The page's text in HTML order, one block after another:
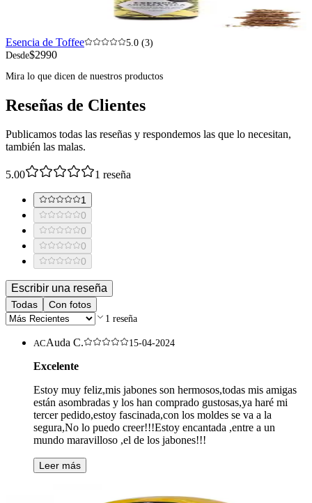
Esencia de Toffee
5.0 (3)
Desde$2990
Mira lo que dicen de nuestros productos
Reseñas de Clientes
Publicamos todas las reseñas y respondemos las que lo necesitan,
también las malas.
5.00 1 reseña
1
0
0
0
0
Escribir una reseña
Todas Con fotos
1 reseña
ACAuda C. 15-04-2024
Excelente
Estoy muy feliz,mis jabones son hermosos,todas mis amigas
están asombradas y los han comprado gustosas,ya haré mi
tercer pedido,estoy fascinada,con los moldes se va a la
segura,No lo puedo creer!!!Estoy encantada ,entre a un
mundo maravilloso ,el de los jabones!!!
Leer más